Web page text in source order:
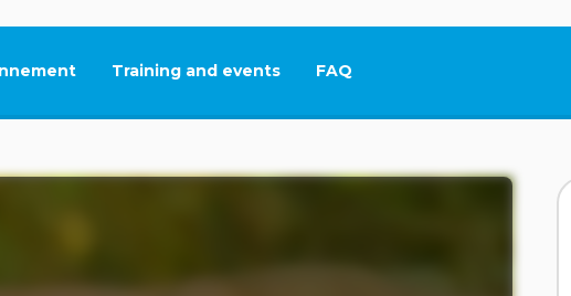
Training and events FAQ
This link will open in a new tab.